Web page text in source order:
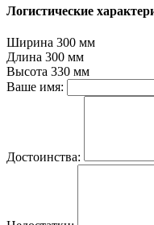
Логистические
Ширина 300 мм
Длина 300 мм
Высота 330 мм
Ваше имя:
Достоинства: